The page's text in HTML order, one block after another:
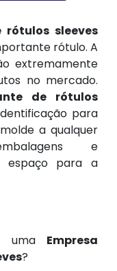
rótulos sleeves
rótulo. A
extremamente
no mercado.
de rótulos
para
a qualquer
e
espaço para a
uma Empresa
?